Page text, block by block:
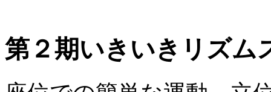
第２期いきいきリズム